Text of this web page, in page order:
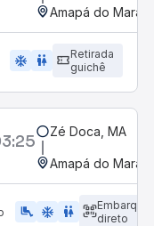
Amapá do
ac_unit wc
Retirada
guichê
Zé Doca, MA
Amapá do
airline_seat_legroom_extra ac_unit WC
Embarque
direto